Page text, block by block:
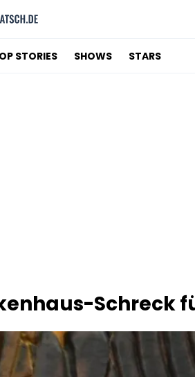
STORIES SHOWS STARS
Schreck